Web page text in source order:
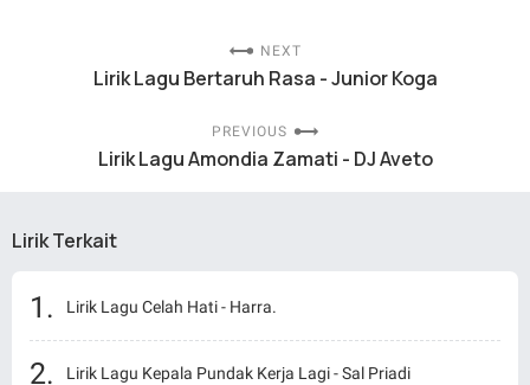
NEXT
Lirik Lagu Bertaruh Rasa - Junior Koga
PREVIOUS
Lirik Lagu Amondia Zamati - DJ Aveto
Lirik Terkait
Lirik Lagu Celah Hati - Harra.
Lirik Lagu Kepala Pundak Kerja Lagi - Sal Priadi